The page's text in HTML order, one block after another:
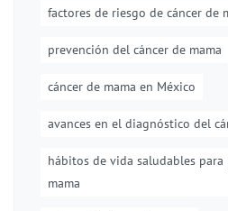
factores de riesgo de cáncer de
prevención del cáncer de mama
cáncer de mama en México
avances en el diagnóstico del
hábitos de vida saludables
mama